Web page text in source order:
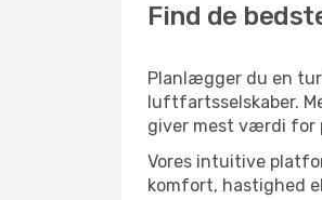
Find de
Planlægger du en
luftfartsselskaber.
giver mest værdi for
Vores intuitive
komfort, hastighed